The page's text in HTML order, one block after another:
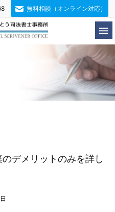

無料相談（オンライン対応）
のデメリットのみを詳し